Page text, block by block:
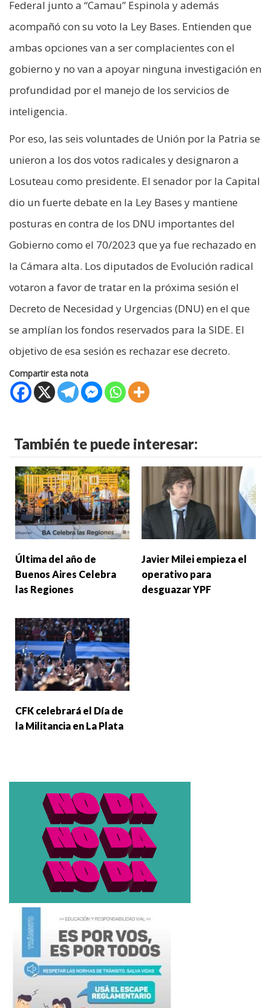
Federal junto a “Camau” Espinola y además
acompañó con su voto la Ley Bases. Entienden que
ambas opciones van a ser complacientes con el
gobierno y no van a apoyar ninguna investigación en
profundidad por el manejo de los servicios de
inteligencia.
Por eso, las seis voluntades de Unión por la Patria se
unieron a los dos votos radicales y designaron a
Losuteau como presidente. El senador por la Capital
dio un fuerte debate en la Ley Bases y mantiene
posturas en contra de los DNU importantes del
Gobierno como el 70/2023 que ya fue rechazado en
la Cámara alta. Los diputados de Evolución radical
votaron a favor de tratar en la próxima sesión el
Decreto de Necesidad y Urgencias (DNU) en el que
se amplían los fondos reservados para la SIDE. El
objetivo de esa sesión es rechazar ese decreto.
Compartir esta nota
También te puede interesar:
Última del año de
Buenos Aires Celebra
las Regiones
Javier Milei empieza el
operativo para
desguazar YPF
CFK celebrará el Día de
la Militancia en La Plata